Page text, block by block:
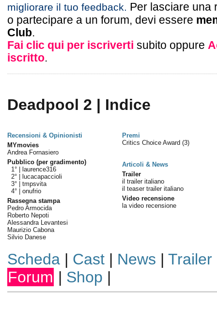
migliorare il tuo feedback. Per lasciare una
o partecipare a un forum, devi essere
Club.
Fai clic qui per iscriverti subito oppure
iscritto.
Deadpool 2 | Indice
Recensioni & Opinionisti
Premi
MYmovies
Andrea Fornasiero
Pubblico (per gradimento)
1° |
laurence316
2° |
lucacapaccioli
3° | tmpsvita
4° | onufrio
Rassegna stampa
Pedro Armocida
Roberto Nepoti
Alessandra Levantesi
Maurizio Cabona
Silvio Danese
Critics Choice Award (3)
Articoli & News
Trailer
il trailer italiano
il teaser trailer italiano
Video recensione
la video recensione
Scheda| Cast| News | Trailer
Forum | Shop |